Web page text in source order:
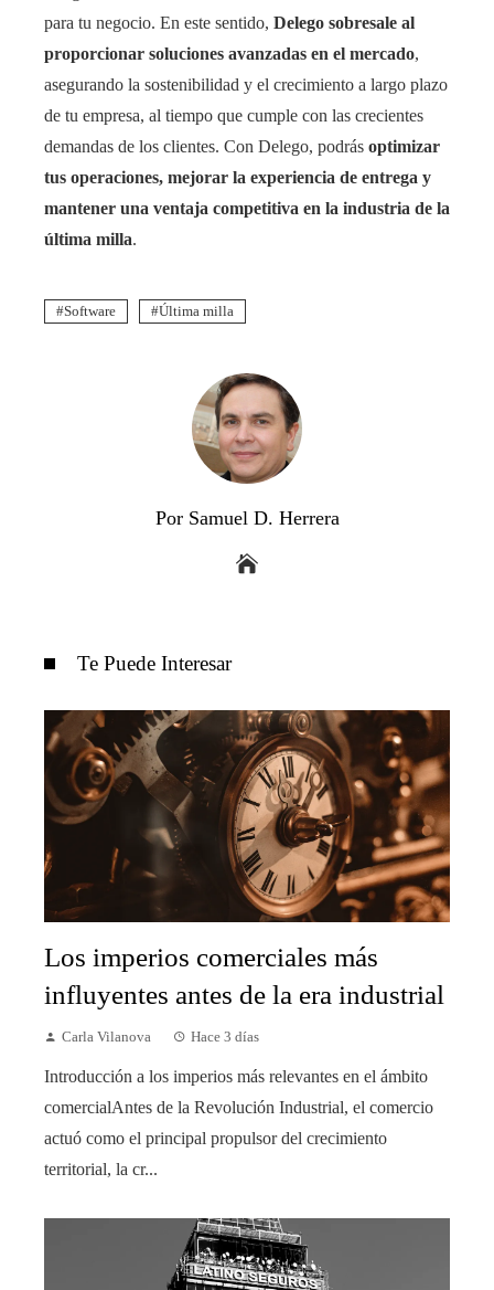
para tu negocio. En este sentido, Delego sobresale al
proporcionar soluciones avanzadas en el mercado,
asegurando la sostenibilidad y el crecimiento a largo plazo
de tu empresa, al tiempo que cumple con las crecientes
demandas de los clientes. Con Delego, podrás optimizar
tus operaciones, mejorar la experiencia de entrega y
mantener una ventaja competitiva en la industria de la
última milla.
Software Última milla
Por Samuel D. Herrera
Te Puede Interesar
Los imperios comerciales más
influyentes antes de la era industrial
Carla Vilanova Hace 3 días
Introducción a los imperios más relevantes en el ámbito
comercialAntes de la Revolución Industrial, el comercio
actuó como el principal propulsor del crecimiento
territorial, la cr...